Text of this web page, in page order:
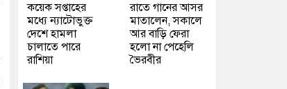
কয়েক সপ্তাহের
মধ্যে ন্যাটোভুক্ত
দেশে হামলা
চালাতে পারে
রাশিয়া
রাতে গানের আসর
মাতালেন, সকালে
আর বাড়ি ফেরা
হলো না পেহেলি
ভৈরবীর